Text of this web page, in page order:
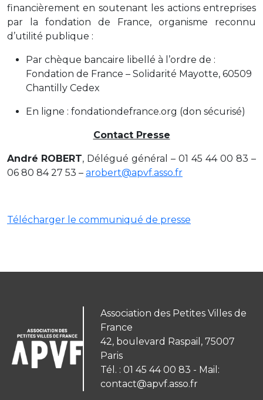
financièrement en soutenant les actions entreprises
par la fondation de France, organisme reconnu
d’utilité publique :
Par chèque bancaire libellé à l’ordre de :
Fondation de France – Solidarité Mayotte, 60509
Chantilly Cedex
En ligne : fondationdefrance.org (don sécurisé)
Contact Presse
André ROBERT, Délégué général – 01 45 44 00 83 –
06 80 84 27 53 – arobert@apvf.asso.fr
Télécharger le communiqué de presse
Association des Petites Villes de
France
42, boulevard Raspail, 75007
Paris
Tél. : 01 45 44 00 83 - Mail:
contact@apvf.asso.fr